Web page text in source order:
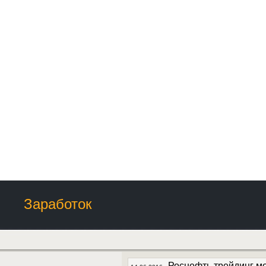
Заработок